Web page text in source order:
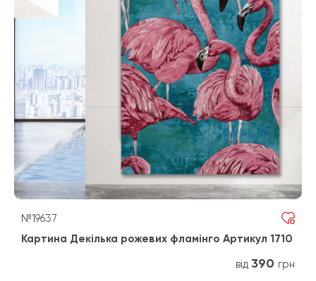
№19637
Картина Декілька рожевих фламінго Артикул 1710
від 390 грн